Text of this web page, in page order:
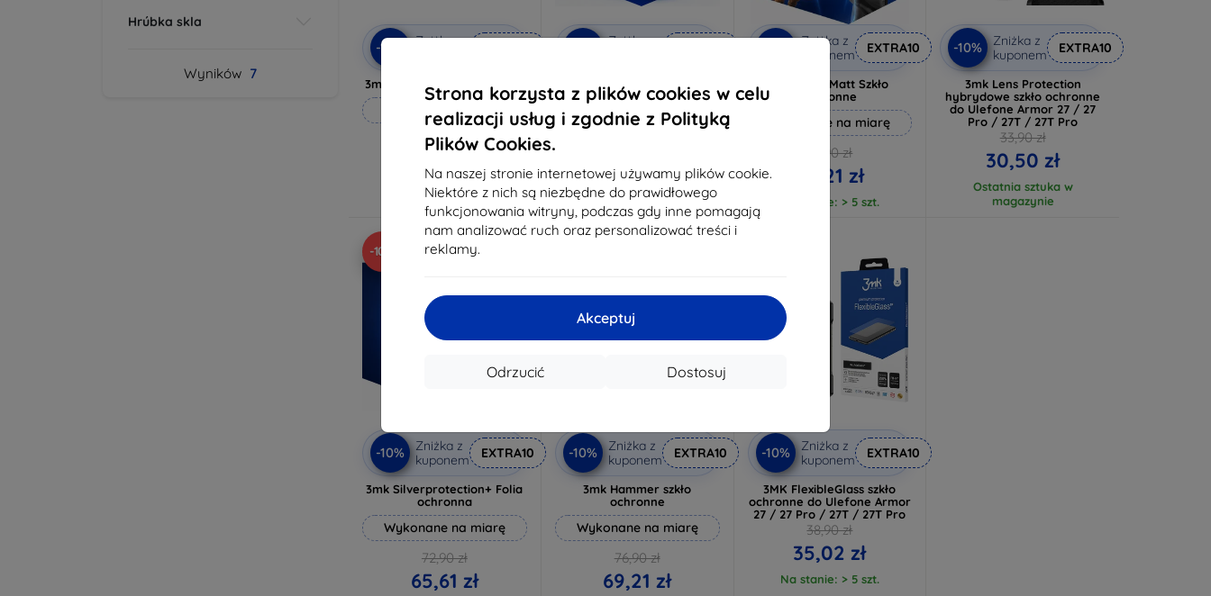
Strona korzysta z plików cookies w celu
realizacji usług i zgodnie z Polityką
Plików Cookies.
Na naszej stronie internetowej używamy plików cookie.
Niektóre z nich są niezbędne do prawidłowego
funkcjonowania witryny, podczas gdy inne pomagają
nam analizować ruch oraz personalizować treści i
reklamy.
Akceptuj
Dostosuj
Odrzucić
Hrúbka skla
Wyników 7
-10%
Zniżka z
3mk Privacy szkło ochronne
Wykonane na miarę
81,91 zł
73,71 zł
Na stanie: 3 szt.
Zniżka z
3mk Anti-Shock szkło
ochronne
Wykonane na miarę
58,40 zł
Na stanie: > 5 szt.
Zniżka z
kuponem
EXTRA10
3mk Pure Matt Szkło
ochronne
Wykonane na miarę
46,90 zł
42,21 zł
Na stanie: > 5 szt.
-10%
Zniżka z
kuponem
EXTRA10
3mk Lens Protection
hybrydowe szkło ochronne
do Ulefone Armor 27 / 27
Pro / 27T / 27T Pro
33,90 zł
30,50 zł
Ostatnia sztuka w
magazynie
-10%
-10%
Zniżka z
kuponem
EXTRA10
3mk Silverprotection+ Folia
ochronna
Wykonane na miarę
72,90 zł
65,61 zł
-10%
Zniżka z
kuponem
EXTRA10
3mk Hammer szkło
ochronne
Wykonane na miarę
76,90 zł
69,21 zł
-10%
Zniżka z
kuponem
EXTRA10
3MK FlexibleGlass szkło
ochronne do Ulefone Armor
27 / 27 Pro / 27T / 27T Pro
38,90 zł
35,02 zł
Na stanie: > 5 szt.